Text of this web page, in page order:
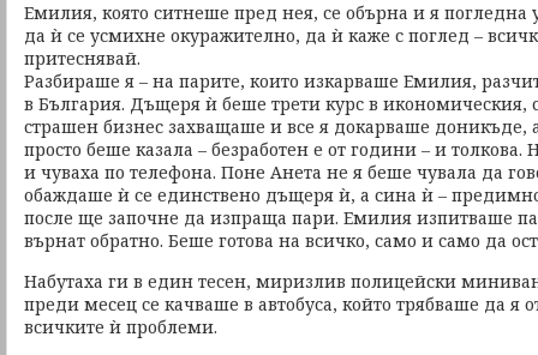
Емилия, която ситнеше пред нея, се обърна и я погледна
да ѝ се усмихне окуражително, да ѝ каже с поглед –
притеснявай.
Разбираше я – на парите, които изкарваше Емилия,
в България. Дъщеря ѝ беше трети курс в икономическия,
страшен бизнес захващаше и все я докарваше
просто беше казала – безработен е от години – и толкова.
и чуваха по телефона. Поне Анета не я беше чувала да
обаждаше ѝ се единствено дъщеря ѝ, а сина ѝ –
после ще започне да изпраща пари. Емилия изпитваше
върнат обратно. Беше готова на всичко, само и само да
Набутаха ги в един тесен, миризлив полицейски
преди месец се качваше в автобуса, който трябваше да я
всичките ѝ проблеми.